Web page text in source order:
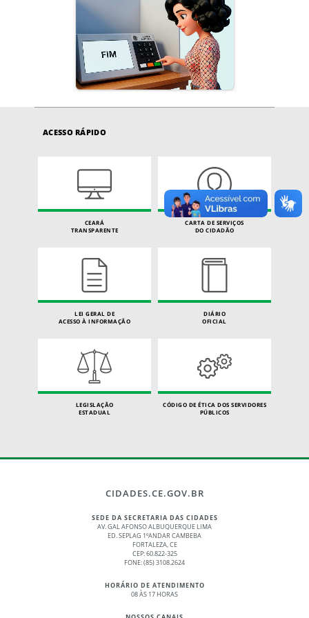
ACESSO RÁPIDO
CEARÁ
TRANSPARENTE
CARTA DE SERVIÇOS
DO CIDADÃO
LEI GERAL DE
ACESSO À INFORMAÇÃO
DIÁRIO
OFICIAL
LEGISLAÇÃO
ESTADUAL
CÓDIGO DE ÉTICA DOS SERVIDORES
PÚBLICOS
CIDADES.CE.GOV.BR
SEDE DA SECRETARIA DAS CIDADES
AV. GAL AFONSO ALBUQUERQUE LIMA
ED. SEPLAG 1ºANDAR CAMBEBA
FORTALEZA, CE
CEP: 60.822-325
FONE: (85) 3108.2624
HORÁRIO DE ATENDIMENTO
08 ÀS 17 HORAS